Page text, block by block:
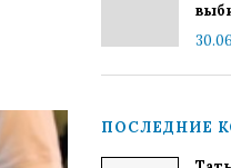
ПОСЛЕДНИЕ